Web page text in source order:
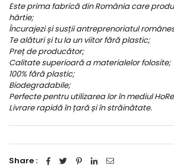
Este prima fabrică din România care
hârtie;
Încurajezi și susții antreprenoriatul
Te alături și tu la un viitor fără plastic;
Preț de producător;
Calitate superioară a materialelor folosite;
100% fără plastic;
Biodegradabile;
Perfecte pentru utilizarea lor în mediul
Livrare rapidă în țară și în străinătate.
Share :